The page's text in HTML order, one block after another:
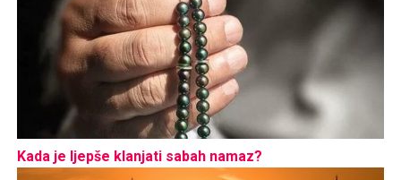
Kada je ljepše klanjati sabah namaz?